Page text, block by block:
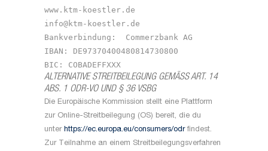
www.ktm-koestler.de
info@ktm-koestler.de
Bankverbindung:  Commerzbank AG
IBAN: DE97370400480814730800
BIC: COBADEFFXXX
ALTERNATIVE STREITBEILEGUNG GEMÄSS ART. 14
ABS. 1 ODR-VO UND § 36 VSBG
Die Europäische Kommission stellt eine Plattform
zur Online-Streitbeilegung (OS) bereit, die du
unter https://ec.europa.eu/consumers/odrfindest.
Zur Teilnahme an einem Streitbeilegungsverfahren